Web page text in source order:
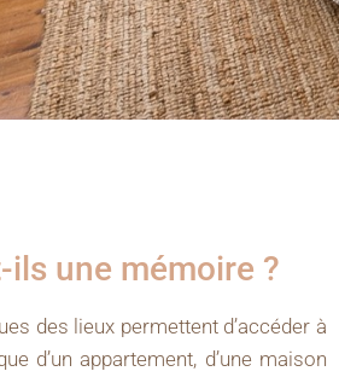
ils une mémoire ?
des lieux permettent d’accéder à
d’un appartement, d’une maison